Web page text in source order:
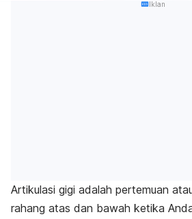
Iklan
Artikulasi gigi adalah pertemuan
rahang atas dan bawah ketika